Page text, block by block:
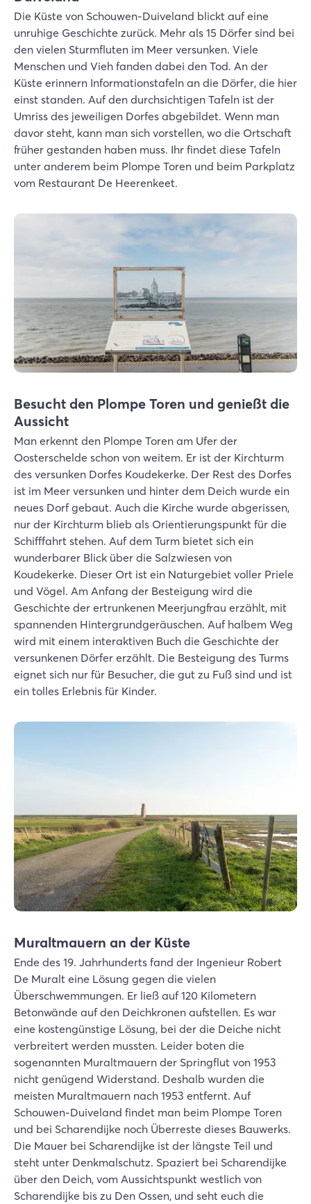
Die Küste von Schouwen-Duiveland blickt auf eine
unruhige Geschichte zurück. Mehr als 15 Dörfer sind bei
den vielen Sturmfluten im Meer versunken. Viele
Menschen und Vieh fanden dabei den Tod. An der
Küste erinnern Informationstafeln an die Dörfer, die hier
einst standen. Auf den durchsichtigen Tafeln ist der
Umriss des jeweiligen Dorfes abgebildet. Wenn man
davor steht, kann man sich vorstellen, wo die Ortschaft
früher gestanden haben muss. Ihr findet diese Tafeln
unter anderem beim Plompe Toren und beim Parkplatz
vom Restaurant De Heerenkeet.
Besucht den Plompe Toren und genießt die
Aussicht
Man erkennt den Plompe Toren am Ufer der
Oosterschelde schon von weitem. Er ist der Kirchturm
des versunken Dorfes Koudekerke. Der Rest des Dorfes
ist im Meer versunken und hinter dem Deich wurde ein
neues Dorf gebaut. Auch die Kirche wurde abgerissen,
nur der Kirchturm blieb als Orientierungspunkt für die
Schifffahrt stehen. Auf dem Turm bietet sich ein
wunderbarer Blick über die Salzwiesen von
Koudekerke. Dieser Ort ist ein Naturgebiet voller Priele
und Vögel. Am Anfang der Besteigung wird die
Geschichte der ertrunkenen Meerjungfrau erzählt, mit
spannenden Hintergrundgeräuschen. Auf halbem Weg
wird mit einem interaktiven Buch die Geschichte der
versunkenen Dörfer erzählt. Die Besteigung des Turms
eignet sich nur für Besucher, die gut zu Fuß sind und ist
ein tolles Erlebnis für Kinder.
Muraltmauern an der Küste
Ende des 19. Jahrhunderts fand der Ingenieur Robert
De Muralt eine Lösung gegen die vielen
Überschwemmungen. Er ließ auf 120 Kilometern
Betonwände auf den Deichkronen aufstellen. Es war
eine kostengünstige Lösung, bei der die Deiche nicht
verbreitert werden mussten. Leider boten die
sogenannten Muraltmauern der Springflut von 1953
nicht genügend Widerstand. Deshalb wurden die
meisten Muraltmauern nach 1953 entfernt. Auf
Schouwen-Duiveland findet man beim Plompe Toren
und bei Scharendijke noch Überreste dieses Bauwerks.
Die Mauer bei Scharendijke ist der längste Teil und
steht unter Denkmalschutz. Spaziert bei Scharendijke
über den Deich, vom Aussichtspunkt westlich von
Scharendijke bis zu Den Ossen, und seht euch die